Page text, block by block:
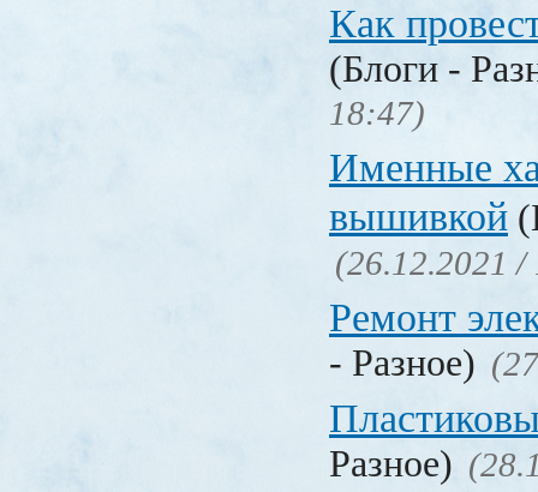
Как
(Блоги -
18:47)
Именные
вышивкой
(26.12.2021 /
Ремонт
- Разное)
Разное)